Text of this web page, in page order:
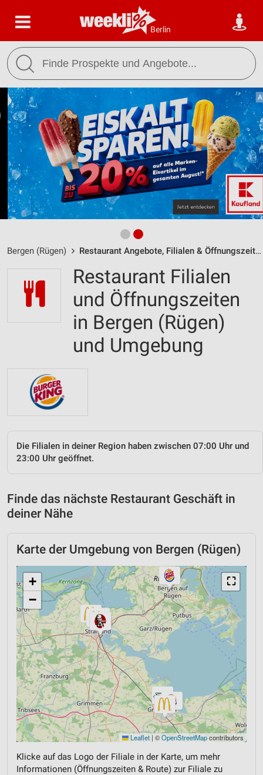
Berlin
Bergen (Rügen) Restaurant Angebote, Filialen & Öffnungszeiten
Restaurant Filialen
und Öffnungszeiten
in Bergen (Rügen)
und Umgebung
Die Filialen in deiner Region haben zwischen 07:00 Uhr und
23:00 Uhr geöffnet.
Finde das nächste Restaurant Geschäft in
deiner Nähe
Karte der Umgebung von Bergen (Rügen)
⛶
+
−
Leaflet | ©OpenStreetMapcontributors
Klicke auf das Logo der Filiale in der Karte, um mehr
Informationen (Öffnungszeiten & Route) zur Filiale zu